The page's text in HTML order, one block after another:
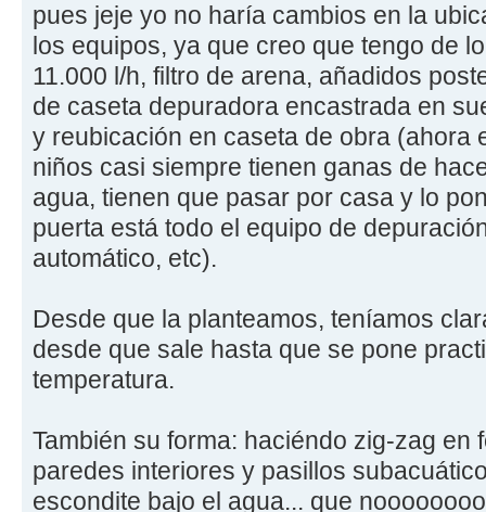
pues jeje yo no haría cambios en la
los equipos, ya que creo que tengo de
11.000 l/h, filtro de arena, añadidos
de caseta depuradora encastrada en
y reubicación en caseta de obra (ahora
niños casi siempre tienen ganas de
agua, tienen que pasar por casa y lo
puerta está todo el equipo de
automático, etc).
Desde que la planteamos, teníamos
desde que sale hasta que se pone
temperatura.
También su forma: haciéndo zig-zag en
paredes interiores y pasillos
escondite bajo el agua... que